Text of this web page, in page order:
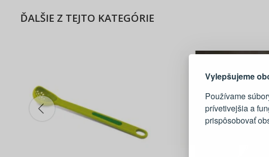
Vylepšujeme
Používame
prívetivejšia a
prispôsobovať
ĎALŠIE Z TEJTO KATEGÓRIE